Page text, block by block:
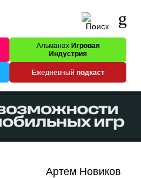
Альманах Игровая
Индустрия
Ежедневный подкаст
Артем Новиков